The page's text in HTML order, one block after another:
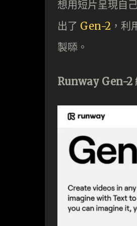
想用短片呈現自
出了 Gen-2 ，
製𠻹。
Runway Gen-2